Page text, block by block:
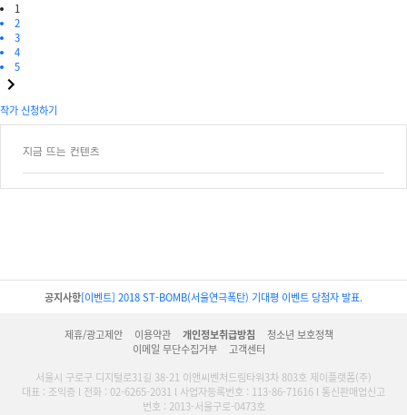
1
2
3
4
5
작가 신청하기
지금 뜨는 컨텐츠
공지사항[이벤트] 2018 ST-BOMB(서울연극폭탄) 기대평 이벤트 당첨자 발표.
제휴/광고제안 이용약관 개인정보취급방침
청소년 보호정책
이메일 무단수집거부
고객센터
서울시 구로구 디지털로31길 38-21 이앤씨벤처드림타워3차 803호 제이플랫폼(주)
대표 : 조익증 l 전화 : 02-6265-2031 l 사업자등록번호 : 113-86-71616 l 통신판매업신고
번호 : 2013-서울구로-0473호